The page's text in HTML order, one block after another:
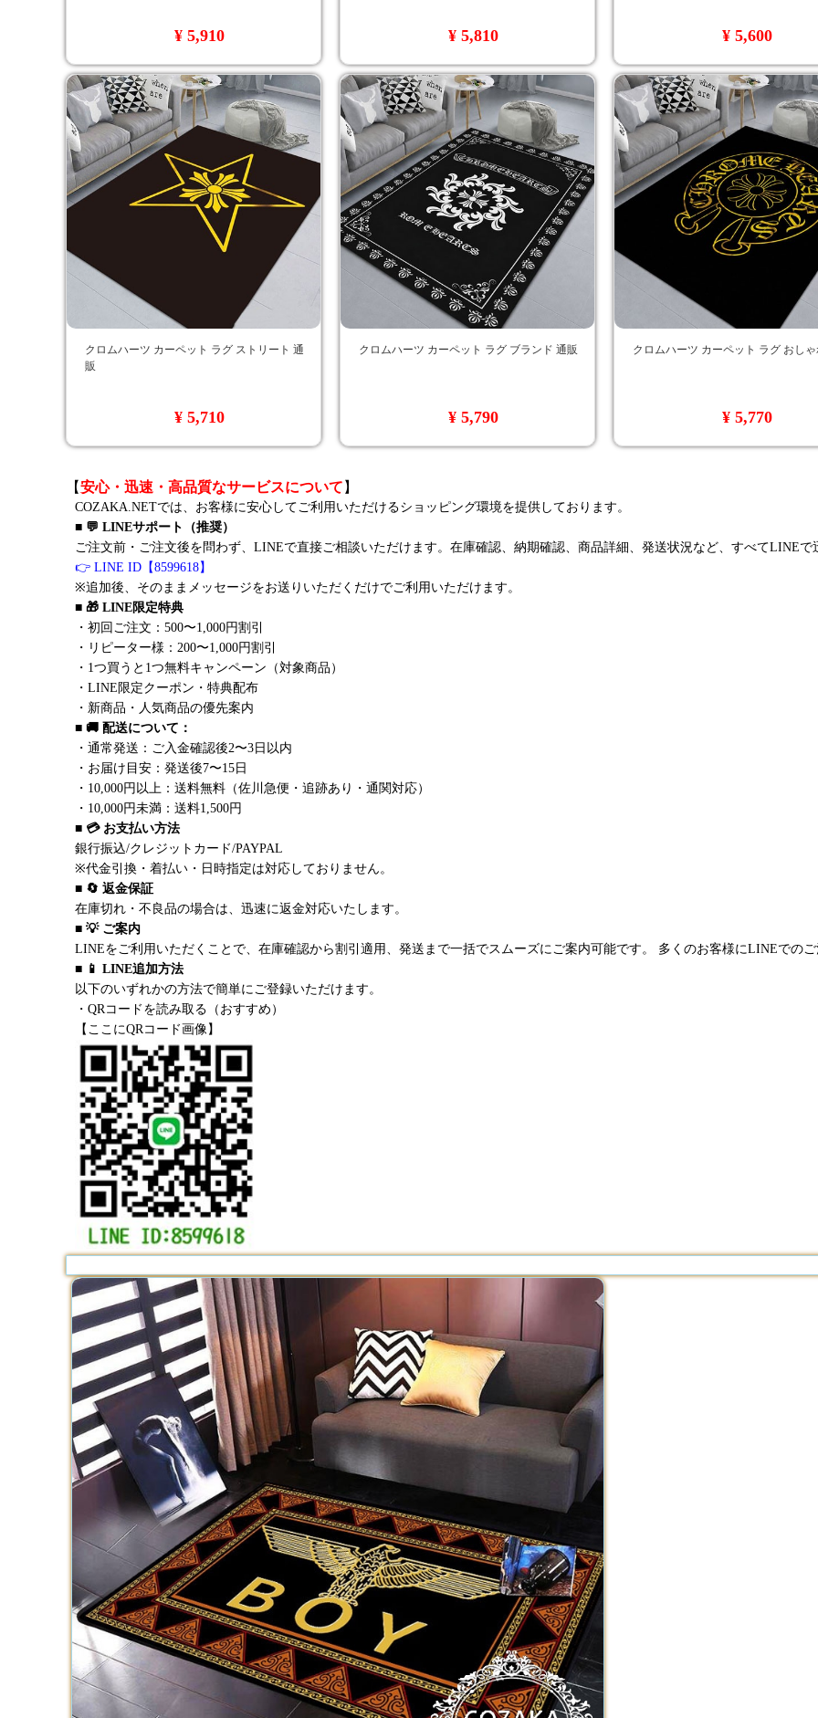
¥ 5,910 ¥ 5,810 ¥ 5,600
クロムハーツ カーペット ラグ ストリート 通
販
¥ 5,710
クロムハーツ カーペット ラグ ブランド 通販
¥ 5,790
クロムハーツ カーペット ラグ おしゃ
¥ 5,770
【安心・迅速・高品質なサービスについて 】
COZAKA.NETでは、お客様に安心してご利用いただけるショッピング環境を提供しております。
■ 💬 LINEサポート（推奨）
ご注文前・ご注文後を問わず、LINEで直接ご相談いただけます。在庫確認、納期確認、商品詳細、発送状況など、すべてLINEで
👉 LINE ID【8599618】
※追加後、そのままメッセージをお送りいただくだけでご利用いただけます。
■ 🎁 LINE限定特典
・初回ご注文：500〜1,000円割引
・リピーター様：200〜1,000円割引
・1つ買うと1つ無料キャンペーン（対象商品）
・LINE限定クーポン・特典配布
・新商品・人気商品の優先案内
■ 🚚 配送について：
・通常発送：ご入金確認後2〜3日以内
・お届け目安：発送後7〜15日
・10,000円以上：送料無料（佐川急便・追跡あり・通関対応）
・10,000円未満：送料1,500円
■ 💳 お支払い方法
銀行振込/クレジットカード/PAYPAL
※代金引換・着払い・日時指定は対応しておりません。
■ 🔄 返金保証
在庫切れ・不良品の場合は、迅速に返金対応いたします。
■ 💡 ご案内
LINEをご利用いただくことで、在庫確認から割引適用、発送まで一括でスムーズにご案内可能です。 多くのお客様にLINEでの
■ 📱 LINE追加方法
以下のいずれかの方法で簡単にご登録いただけます。
・QRコードを読み取る（おすすめ）
【ここにQRコード画像】